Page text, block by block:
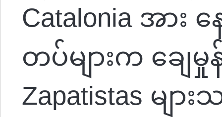
Catalonia အား
တပ်များက ချေ
Zapatistas မ